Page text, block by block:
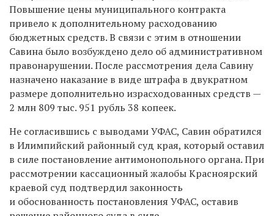
Повышение цены муниципального контракта
привело к дополнительному расходованию
бюджетных средств. В связи с этим в отношении
Савина было возбуждено дело об административном
правонарушении. После рассмотрения дела Савину
назначено наказание в виде штрафа в двукратном
размере дополнительно израсходованных средств —
2 млн 809 тыс. 951 рубль 38 копеек.
Не согласившись с выводами УФАС, Савин обратился
в Илимпийский районный суд края, который оставил
в силе постановление антимонопольного органа. При
рассмотрении кассационный жалобы Красноярский
краевой суд подтвердил законность
и обоснованность постановления УФАС, оставив